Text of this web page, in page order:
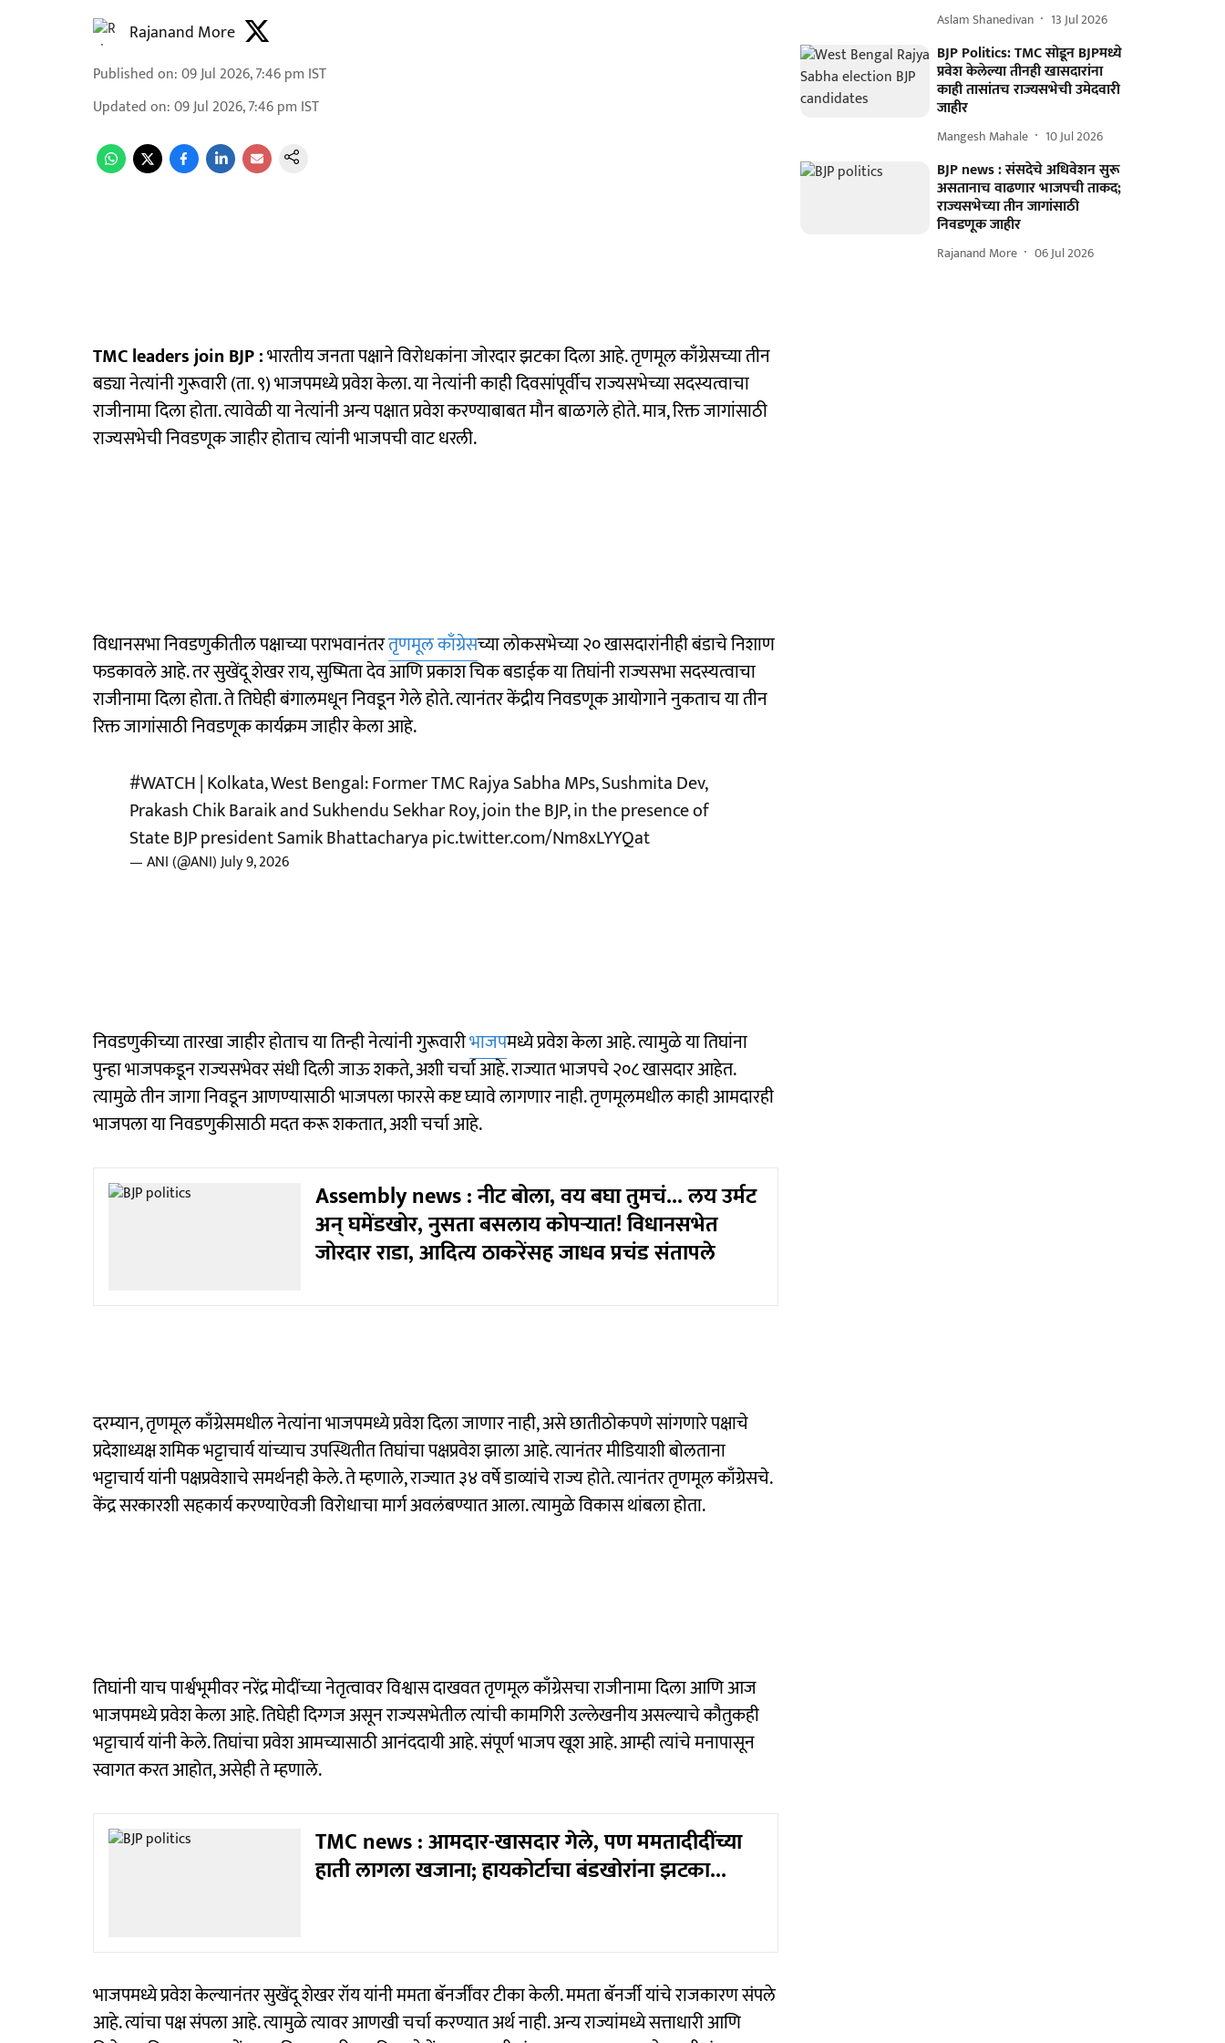
Rajanand More
Published on:09 Jul 2026, 7:46 pm IST
Updated on:09 Jul 2026, 7:46 pm IST
TMC leaders join BJP :भारतीय जनता पक्षाने विरोधकांना जोरदार झटका दिला आहे. तृणमूल काँग्रेसच्या तीन
बड्या नेत्यांनी गुरूवारी (ता. ९) भाजपमध्ये प्रवेश केला. या नेत्यांनी काही दिवसांपूर्वीच राज्यसभेच्या सदस्यत्वाचा
राजीनामा दिला होता. त्यावेळी या नेत्यांनी अन्य पक्षात प्रवेश करण्याबाबत मौन बाळगले होते. मात्र, रिक्त जागांसाठी
राज्यसभेची निवडणूक जाहीर होताच त्यांनी भाजपची वाट धरली.
विधानसभा निवडणुकीतील पक्षाच्या पराभवानंतरतृणमूल काँग्रेसच्या लोकसभेच्या २० खासदारांनीही बंडाचे निशाण
फडकावले आहे. तर सुखेंदू शेखर राय, सुष्मिता देव आणि प्रकाश चिक बडाईक या तिघांनी राज्यसभा सदस्यत्वाचा
राजीनामा दिला होता. ते तिघेही बंगालमधून निवडून गेले होते. त्यानंतर केंद्रीय निवडणूक आयोगाने नुकताच या तीन
रिक्त जागांसाठी निवडणूक कार्यक्रम जाहीर केला आहे.
#WATCH| Kolkata, West Bengal: Former TMC Rajya Sabha MPs, Sushmita Dev,
Prakash Chik Baraik and Sukhendu Sekhar Roy, join the BJP, in the presence of
State BJP president Samik Bhattacharyapic.twitter.com/Nm8xLYYQat
— ANI (@ANI)July 9, 2026
निवडणुकीच्या तारखा जाहीर होताच या तिन्ही नेत्यांनी गुरूवारीभाजपमध्ये प्रवेश केला आहे. त्यामुळे या तिघांना
पुन्हा भाजपकडून राज्यसभेवर संधी दिली जाऊ शकते, अशी चर्चा आहे. राज्यात भाजपचे २०८ खासदार आहेत.
त्यामुळे तीन जागा निवडून आणण्यासाठी भाजपला फारसे कष्ट घ्यावे लागणार नाही. तृणमूलमधील काही आमदारही
भाजपला या निवडणुकीसाठी मदत करू शकतात, अशी चर्चा आहे.
Assembly news : नीट बोला, वय बघा तुमचं... लय उर्मट
अन् घमेंडखोर, नुसता बसलाय कोपऱ्यात! विधानसभेत
जोरदार राडा, आदित्य ठाकरेंसह जाधव प्रचंड संतापले
दरम्यान, तृणमूल काँग्रेसमधील नेत्यांना भाजपमध्ये प्रवेश दिला जाणार नाही, असे छातीठोकपणे सांगणारे पक्षाचे
प्रदेशाध्यक्ष शमिक भट्टाचार्य यांच्याच उपस्थितीत तिघांचा पक्षप्रवेश झाला आहे. त्यानंतर मीडियाशी बोलताना
भट्टाचार्य यांनी पक्षप्रवेशाचे समर्थनही केले. ते म्हणाले, राज्यात ३४ वर्षे डाव्यांचे राज्य होते. त्यानंतर तृणमूल काँग्रेसचे.
केंद्र सरकारशी सहकार्य करण्याऐवजी विरोधाचा मार्ग अवलंबण्यात आला. त्यामुळे विकास थांबला होता.
तिघांनी याच पार्श्वभूमीवर नरेंद्र मोदींच्या नेतृत्वावर विश्वास दाखवत तृणमूल काँग्रेसचा राजीनामा दिला आणि आज
भाजपमध्ये प्रवेश केला आहे. तिघेही दिग्गज असून राज्यसभेतील त्यांची कामगिरी उल्लेखनीय असल्याचे कौतुकही
भट्टाचार्य यांनी केले. तिघांचा प्रवेश आमच्यासाठी आनंददायी आहे. संपूर्ण भाजप खूश आहे. आम्ही त्यांचे मनापासून
स्वागत करत आहोत, असेही ते म्हणाले.
TMC news : आमदार-खासदार गेले, पण ममतादीदींच्या
हाती लागला खजाना; हायकोर्टाचा बंडखोरांना झटका...
भाजपमध्ये प्रवेश केल्यानंतर सुखेंदू शेखर रॉय यांनी ममता बॅनर्जींवर टीका केली. ममता बॅनर्जी यांचे राजकारण संपले
आहे. त्यांचा पक्ष संपला आहे. त्यामुळे त्यावर आणखी चर्चा करण्यात अर्थ नाही. अन्य राज्यांमध्ये सत्ताधारी आणि
Aslam Shanedivan 13 Jul 2026
BJP Politics: TMC सोडून BJPमध्ये
प्रवेश केलेल्या तीनही खासदारांना
काही तासांतच राज्यसभेची उमेदवारी
जाहीर
Mangesh Mahale 10 Jul 2026
BJP news : संसदेचे अधिवेशन सुरू
असतानाच वाढणार भाजपची ताकद;
राज्यसभेच्या तीन जागांसाठी
निवडणूक जाहीर
Rajanand More 06 Jul 2026